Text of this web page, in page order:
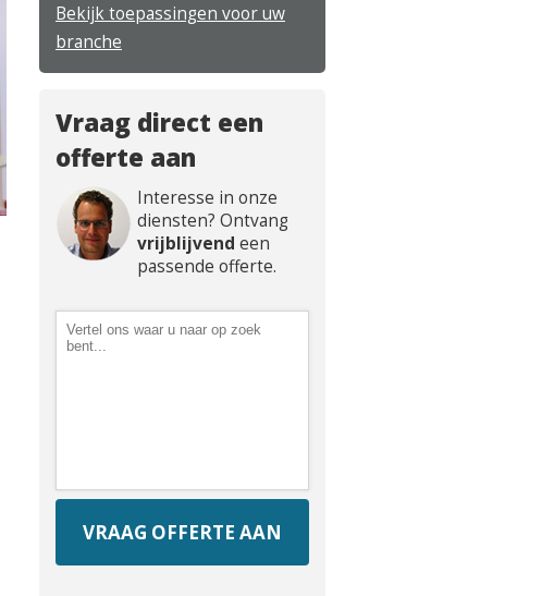
Bekijk toepassingen voor uw
branche
Vraag direct een
offerte aan
Interesse in onze
diensten? Ontvang
vrijblijvend een
passende offerte.